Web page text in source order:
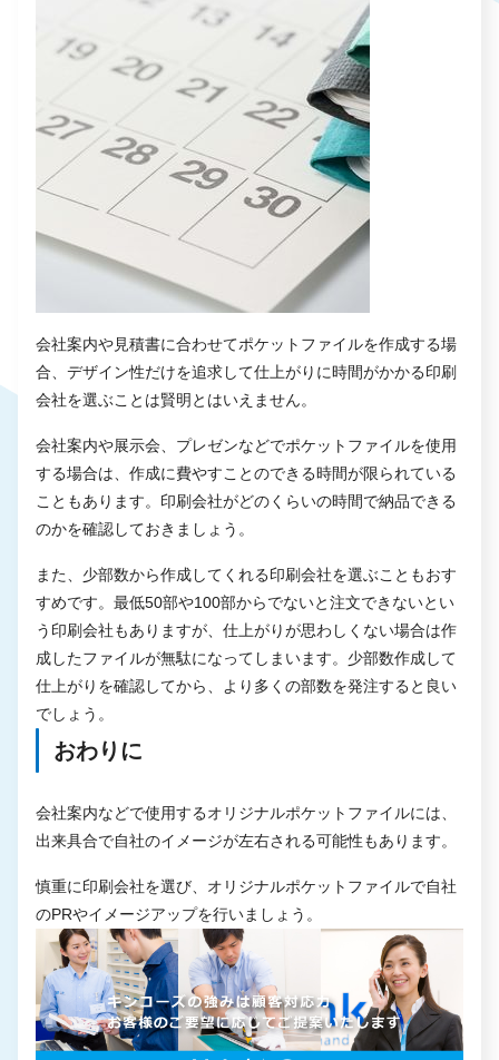
会社案内や見積書に合わせてポケットファイルを作成する場
合、デザイン性だけを追求して仕上がりに時間がかかる印刷
会社を選ぶことは賢明とはいえません。
会社案内や展示会、プレゼンなどでポケットファイルを使用
する場合は、作成に費やすことのできる時間が限られている
こともあります。印刷会社がどのくらいの時間で納品できる
のかを確認しておきましょう。
また、少部数から作成してくれる印刷会社を選ぶこともおす
すめです。最低50部や100部からでないと注文できないとい
う印刷会社もありますが、仕上がりが思わしくない場合は作
成したファイルが無駄になってしまいます。少部数作成して
仕上がりを確認してから、より多くの部数を発注すると良い
でしょう。
おわりに
会社案内などで使用するオリジナルポケットファイルには、
出来具合で自社のイメージが左右される可能性もあります。
慎重に印刷会社を選び、オリジナルポケットファイルで自社
のPRやイメージアップを行いましょう。